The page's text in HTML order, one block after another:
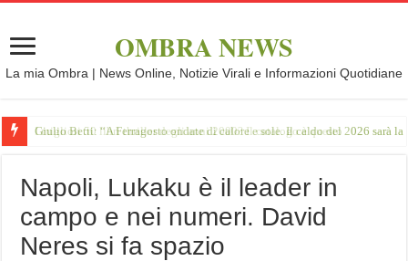
OMBRA NEWS
La mia Ombra | News Online, Notizie Virali e Informazioni Quotidiane
Giulio Betti: “A Ferragosto ondate di calore e sole. Il caldo del 2026 sarà
Napoli, Lukaku è il leader in
campo e nei numeri. David
Neres si fa spazio